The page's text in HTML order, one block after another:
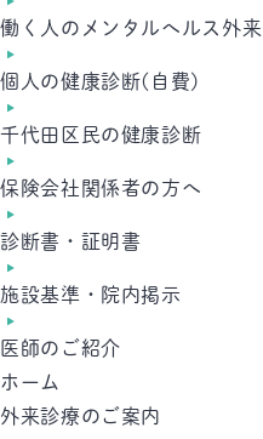
働く人のメンタルへルス外来
個人の健康診断(自費)
千代田区民の健康診断
保険会社関係者の方へ
診断書・証明書
施設基準・院内掲示
医師のご紹介
ホーム
外来診療のご案内